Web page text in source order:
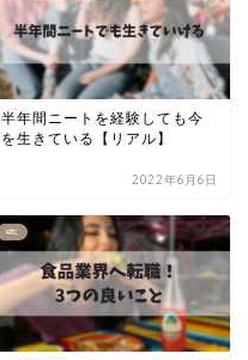
半年間ニートを経験しても今
を生きている【リアル】
2022年6月6日
etc